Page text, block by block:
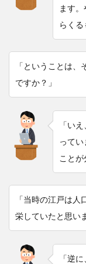
ます
らくる
「ということは
ですか？」
「い
って
ことが
「当時の江戸は
栄していたと思い
「逆